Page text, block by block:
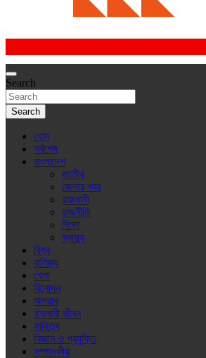
Search
Search
হোম
সর্বশেষ
বাংলাদেশ
জাতীয়
জেলার খবর
রাজধানী
রাজনীতি
শিক্ষা
স্বাস্থ্য
বিশ্ব
বাণিজ্য
খেলা
বিনোদন
অপরাধ
ইসলামী জীবন
সাহিত্য
বিজ্ঞান ও প্রযুক্তি
সম্পাদকীয়